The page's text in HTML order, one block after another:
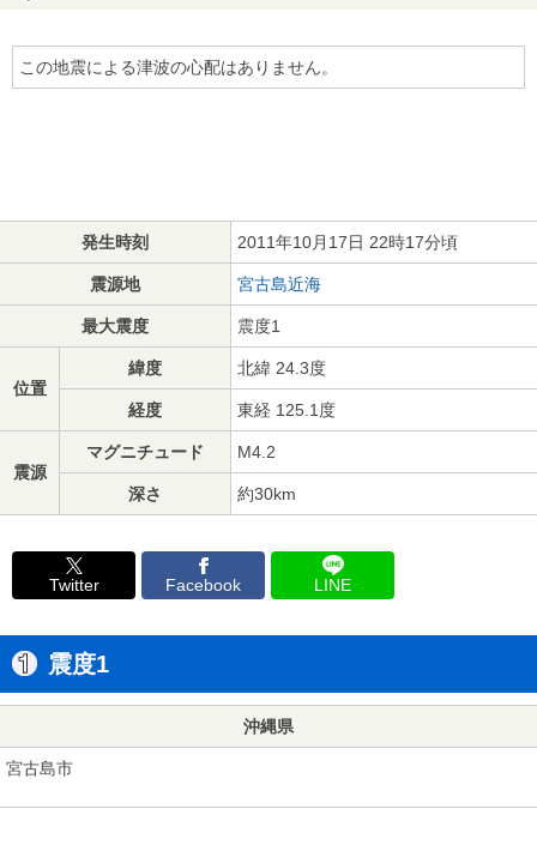
この地震による津波の心配はありません。
発生時刻 2011年10月17日 22時17分頃
震源地 宮古島近海
最大震度 震度1
位置
緯度 北緯 24.3度
経度 東経 125.1度
震源
マグニチュード M4.2
深さ 約30km
Twitter Facebook LINE
震度1
沖縄県
宮古島市